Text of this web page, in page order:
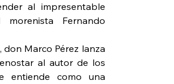
al impresentable
morenista Fernando
don Marco Pérez lanza
al autor de los
entiende como una